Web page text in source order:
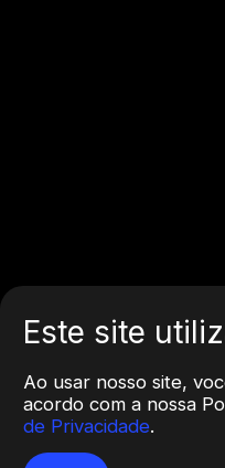
Este site
Ao usar nosso site,
acordo com a nossa
de Privacidade.